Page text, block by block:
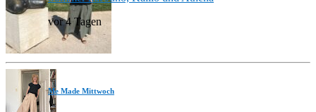
vor 4 Tagen
Me Made Mittwoch